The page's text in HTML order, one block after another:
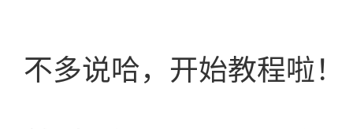
不多说哈，开始教程啦！